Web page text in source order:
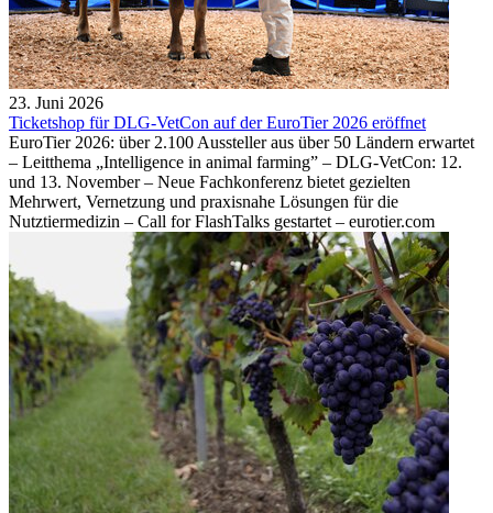
23. Juni 2026
Ticketshop für DLG-VetCon auf der EuroTier 2026 eröffnet
EuroTier 2026: über 2.100 Aussteller aus über 50 Ländern erwartet
– Leitthema „Intelligence in animal farming” – DLG-VetCon: 12.
und 13. November – Neue Fachkonferenz bietet gezielten
Mehrwert, Vernetzung und praxisnahe Lösungen für die
Nutztiermedizin – Call for FlashTalks gestartet – eurotier.com